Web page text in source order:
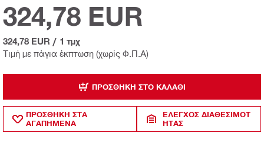
Τιμή με πάγια έκπτωση (χωρίς Φ.Π.Α)
324,78 EUR
324,78 EUR / 1 τμχ
ΠΡΟΣΘΉΚΗ ΣΤΟ ΚΑΛΆΘΙ
ΠΡΟΣΘΗΚΗ ΣΤΑ
ΑΓΑΠΗΜΕΝΑ
ΈΛΕΓΧΟΣ ΔΙΑΘΕΣΙΜΌΤ
ΗΤΑΣ